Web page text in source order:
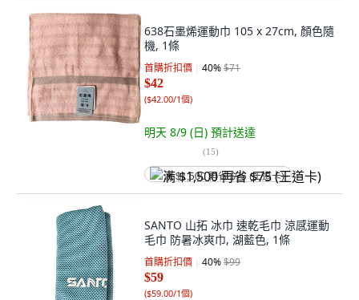
638石墨烯運動巾 105 x 27cm, 顏色隨
機, 1條
首購折扣價 40%$71
$42
($42.00/1個)
明天 8/9 (日) 預計送達
(15)
满 $1,500 再省 $75 (王道卡)
SANTO 山拓 冰巾 速乾毛巾 涼感運動
毛巾 防暑冰爽巾, 湖藍色, 1條
首購折扣價 40%$99
$59
($59.00/1個)